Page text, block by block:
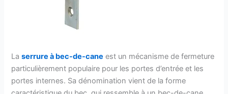
Laserrure à bec-de-cane est un mécanisme de fermeture
particulièrement populaire pour les portes d’entrée et les
portes internes. Sa dénomination vient de la forme